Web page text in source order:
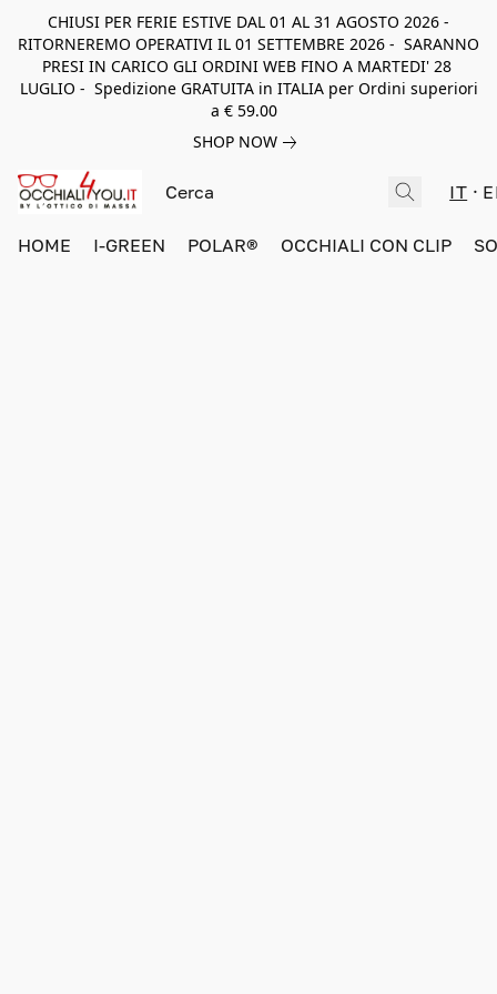
CHIUSI PER FERIE ESTIVE DAL 01 AL 31 AGOSTO 2026 -
RITORNEREMO OPERATIVI IL 01 SETTEMBRE 2026 - SARANNO
PRESI IN CARICO GLI ORDINI WEB FINO A MARTEDI' 28
LUGLIO - Spedizione GRATUITA in ITALIA per Ordini superiori
a € 59.00
SHOP NOW
IT
HOME I-GREEN POLAR® OCCHIALI CON CLIP